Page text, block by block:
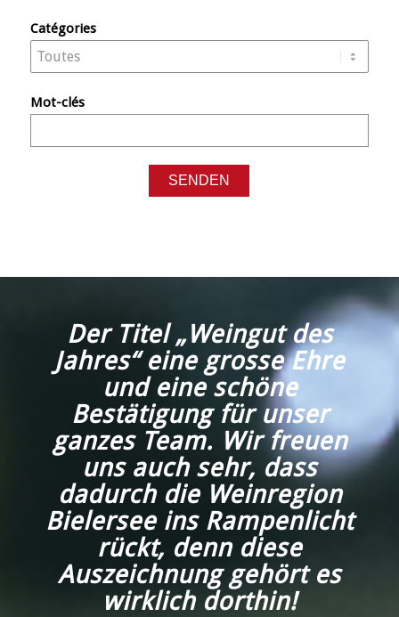
Catégories
Mot-clés
Der Titel „Weingut des
Jahres“ eine grosse Ehre
und eine schöne
Bestätigung für unser
ganzes Team. Wir freuen
uns auch sehr, dass
dadurch die Weinregion
Bielersee ins Rampenlicht
rückt, denn diese
Auszeichnung gehört es
wirklich dorthin!